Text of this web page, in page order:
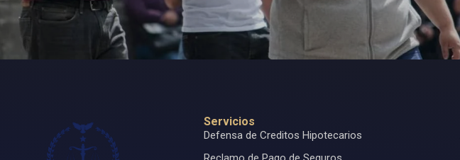
Servicios
Defensa de Creditos Hipotecarios